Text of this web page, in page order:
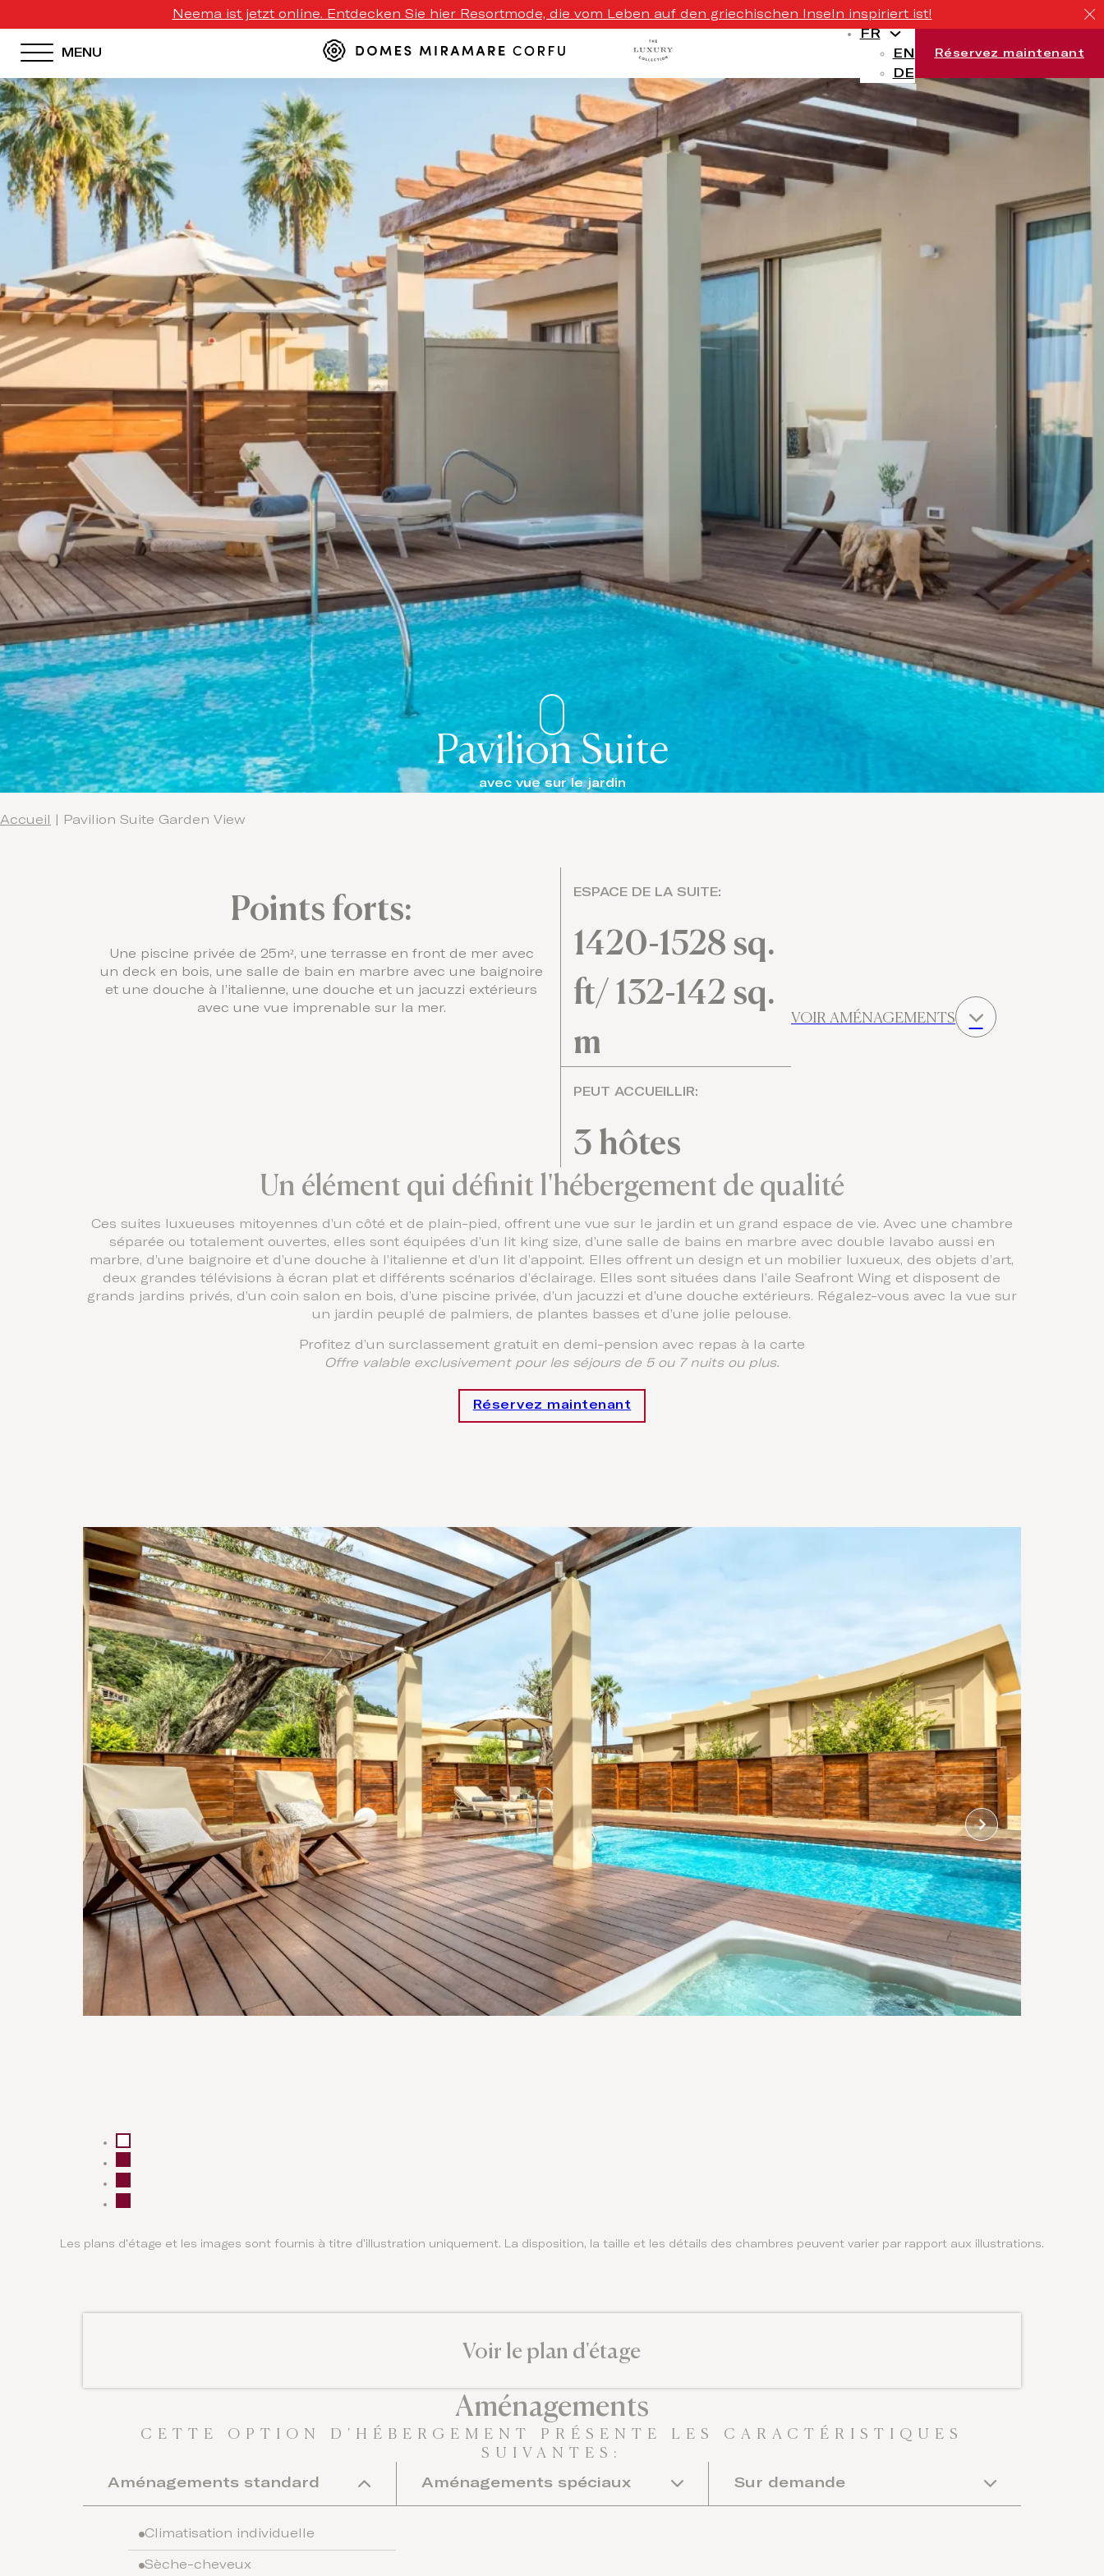
Neema ist jetzt online. Entdecken Sie hier Resortmode, die vom Leben auf den griechischen Inseln inspiriert ist!
HOTEL MENU
Domes Homepage
Our Resorts
Our Destinations
Our Brands
Signature Concepts
Domes Stories
Contact
MENU
FR
EN
DE
Réservez maintenant
Pavilion Suite
avec vue sur le jardin
Accueil Pavilion Suite Garden View
Points forts:
Une piscine privée de 25m², une terrasse en front de mer avec
un deck en bois, une salle de bain en marbre avec une baignoire
et une douche à l’italienne, une douche et un jacuzzi extérieurs
avec une vue imprenable sur la mer.
ESPACE DE LA SUITE:
1420-1528 sq.
ft/ 132-142 sq.
m
PEUT ACCUEILLIR:
3 hôtes
VOIR AMÉNAGEMENTS
Un élément qui définit l'hébergement de qualité
Ces suites luxueuses mitoyennes d’un côté et de plain-pied, offrent une vue sur le jardin et un grand espace de vie. Avec une chambre
séparée ou totalement ouvertes, elles sont équipées d’un lit king size, d’une salle de bains en marbre avec double lavabo aussi en
marbre, d’une baignoire et d’une douche à l’italienne et d’un lit d’appoint. Elles offrent un design et un mobilier luxueux, des objets d’art,
deux grandes télévisions à écran plat et différents scénarios d’éclairage. Elles sont situées dans l’aile Seafront Wing et disposent de
grands jardins privés, d’un coin salon en bois, d’une piscine privée, d’un jacuzzi et d’une douche extérieurs. Régalez-vous avec la vue sur
un jardin peuplé de palmiers, de plantes basses et d’une jolie pelouse.
Profitez d’un surclassement gratuit en demi-pension avec repas à la carte
Offre valable exclusivement pour les séjours de 5 ou 7 nuits ou plus.
Réservez maintenant
Les plans d'étage et les images sont fournis à titre d'illustration uniquement. La disposition, la taille et les détails des chambres peuvent varier par rapport aux illustrations.
Voir le plan d'étage
Aménagements
CETTE OPTION D'HÉBERGEMENT PRÉSENTE LES CARACTÉRISTIQUES
SUIVANTES:
Aménagements standard
Climatisation individuelle
Sèche-cheveux
Aménagements spéciaux Sur demande